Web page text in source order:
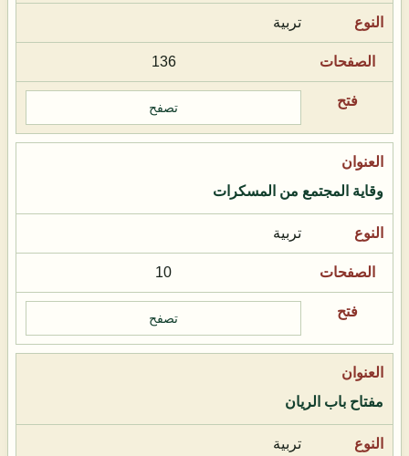
تربية
136
تصفح
وقاية المجتمع من المسكرات
تربية
10
تصفح
مفتاح باب الريان
تربية